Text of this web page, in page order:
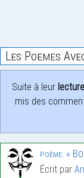
Les Poemes
Suite à leur
mis des
Poème: «
Écrit par